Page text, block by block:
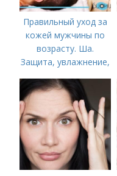
Правильный уход за
кожей мужчины по
возрасту. Ша.
Защита, увлажнение,